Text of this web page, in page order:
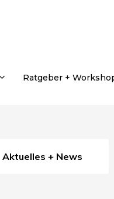
Ratgeber +
Aktuelles + News